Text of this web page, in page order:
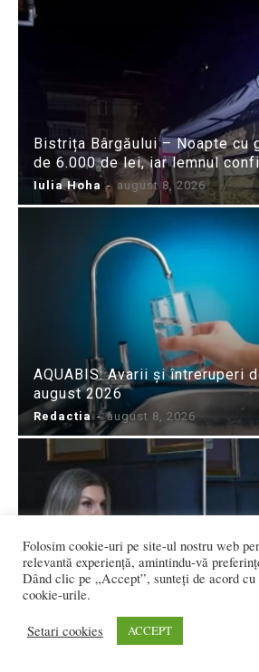
Bistrița Bârgăului – Noapte cu
de 6.000 de lei, iar lemnul
Iulia Hoha - august 8, 2026
AQUABIS: Avarii și întreruperi
august 2026
Redactia - august 8, 2026
VIDEO: Aquabis, la mijlocul
2027 să nu fie un an...
august 8, 2026
Folosim cookie-uri pe site-ul nostru web
relevantă experiență, amintindu-vă
Dând clic pe „Accept”, sunteți de acord
cookie-urile.
Setari cookies ACCEPT